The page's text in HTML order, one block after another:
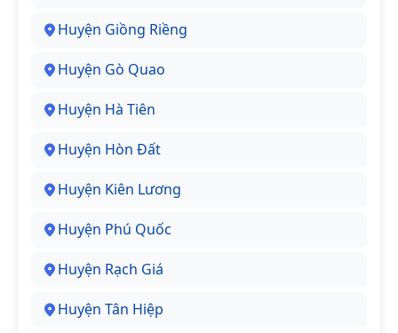
Huyện Giồng Riềng
Huyện Gò Quao
Huyện Hà Tiên
Huyện Hòn Đất
Huyện Kiên Lương
Huyện Phú Quốc
Huyện Rạch Giá
Huyện Tân Hiệp